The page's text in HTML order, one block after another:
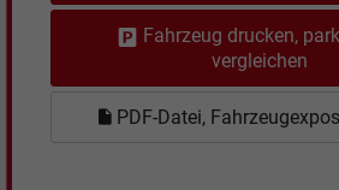
Fahrzeug drucken,
vergleichen
PDF-Datei,